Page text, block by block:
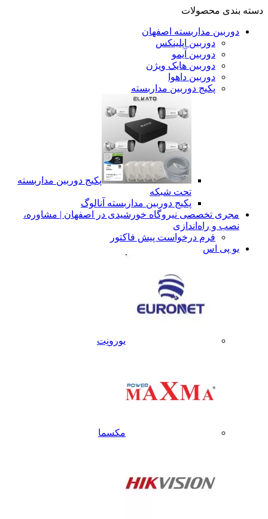
دسته بندی محصولات
دوربین مداربسته اصفهان
دوربین اپلینکس
دوربین آیمو
دوربین هایک ویژن
دوربین داهوا
پکیج دوربین مداربسته
پکیج دوربین مداربسته
تحت شبکه
پکیج دوربین مداربسته آنالوگ
مجری تخصصی نیروگاه خورشیدی در اصفهان | مشاوره،
نصب و راه‌اندازی
فرم درخواست پیش فاکتور
یو پی اس
یورونِت
مکسما